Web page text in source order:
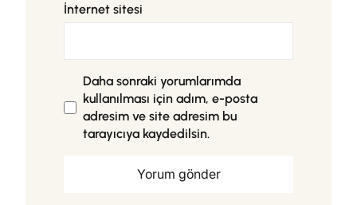
İnternet sitesi
Daha sonraki yorumlarımda
kullanılması için adım, e-posta
adresim ve site adresim bu
tarayıcıya kaydedilsin.